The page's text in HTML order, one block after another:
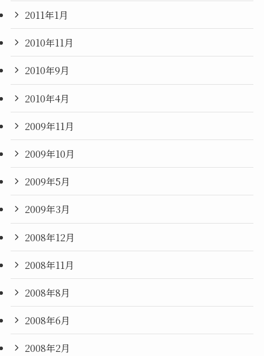
2011年1月
2010年11月
2010年9月
2010年4月
2009年11月
2009年10月
2009年5月
2009年3月
2008年12月
2008年11月
2008年8月
2008年6月
2008年2月